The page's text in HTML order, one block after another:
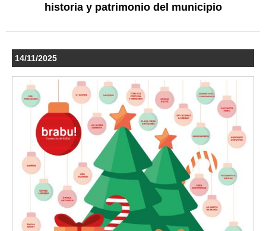
historia y patrimonio del municipio
14/11/2025